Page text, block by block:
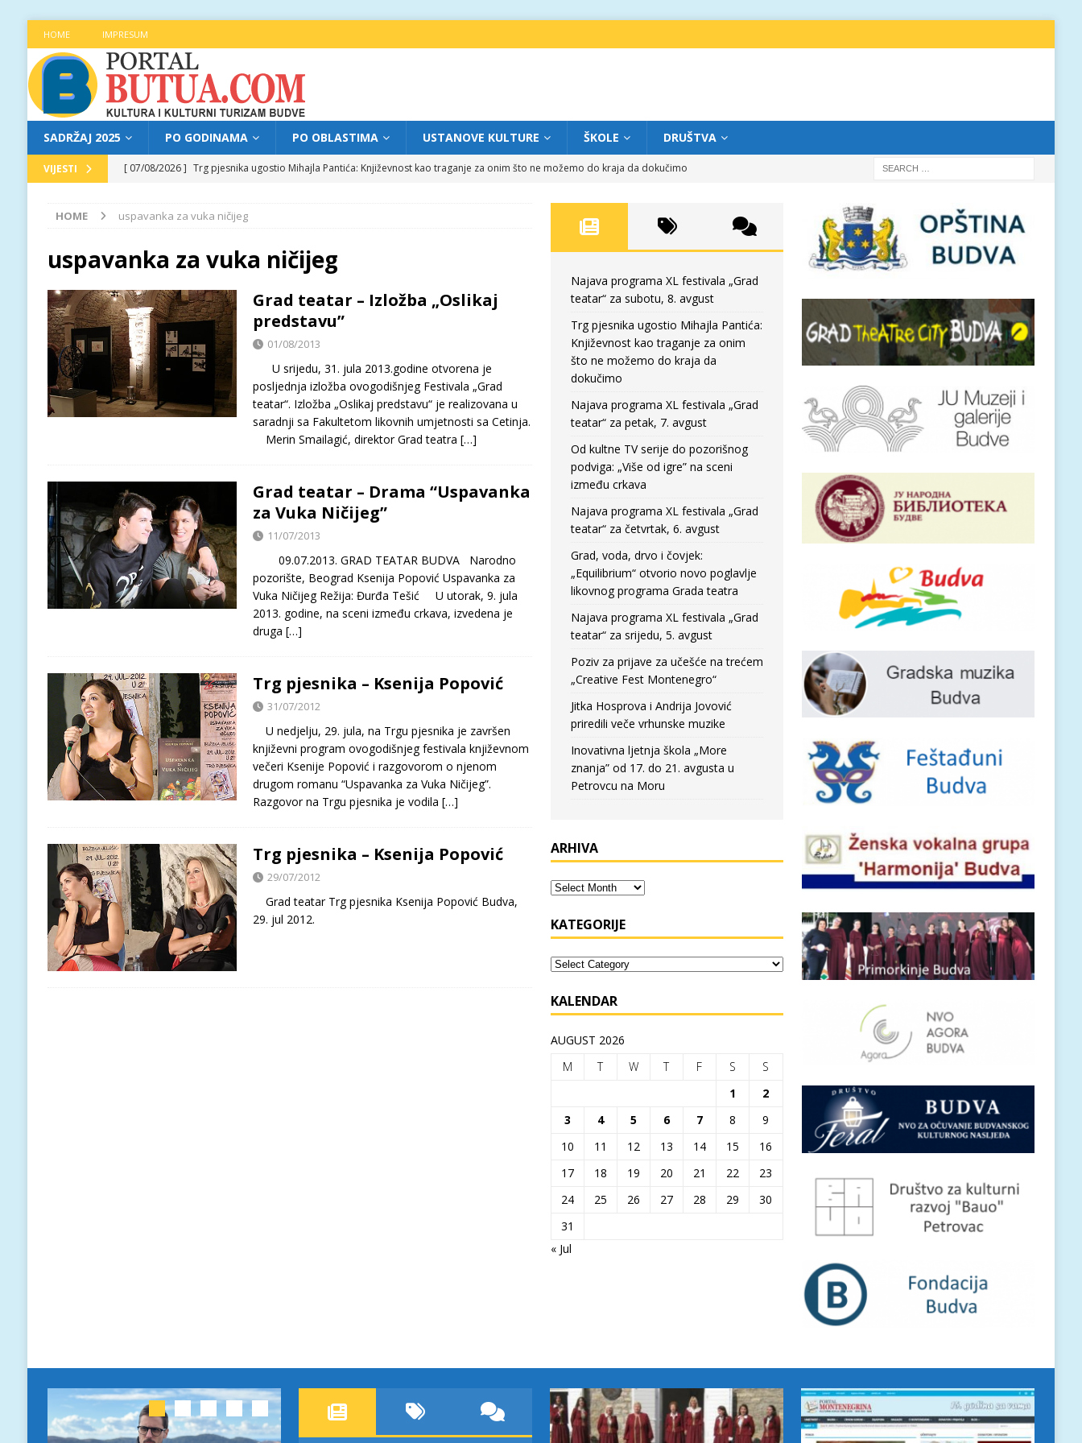
HOME IMPRESUM
SADRŽAJ 2025 PO GODINAMA PO OBLASTIMA USTANOVE KULTURE ŠKOLE DRUŠTVA
VIJESTI [ 07/08/2026 ] Trg pjesnika ugostio Mihajla Pantića: Književnost kao traganje za onim što ne možemo do kraja da dokučimo
[ 06/08/2026 ] Najava programa XL festivala „Grad teatar“ za petak, 7. avgust
[ 06/08/2026 ]
Od kultne TV serije do pozorišnog podviga: „Više od igre” na sceni između crkava
FOKUS
Najava programa XL festivala „Grad teatar“ za četvrtak, 6. avgust
[ 07/08/2026 ] Najava programa XL festivala „Grad teatar“ za subotu, 8. avgust
HOME uspavanka za vuka ničijeg
uspavanka za vuka ničijeg
Grad teatar – Izložba „Oslikaj
predstavu”
01/08/2013
U srijedu, 31. jula 2013.godine otvorena je
posljednja izložba ovogodišnjeg Festivala „Grad
teatar“. Izložba „Oslikaj predstavu“ je realizovana u
saradnji sa Fakultetom likovnih umjetnosti sa Cetinja.
Merin Smailagić, direktor Grad teatra […]
Grad teatar – Drama “Uspavanka
za Vuka Ničijeg”
11/07/2013
09.07.2013. GRAD TEATAR BUDVA Narodno
pozorište, Beograd Ksenija Popović Uspavanka za
Vuka Ničijeg Režija: Đurđa Tešić U utorak, 9. jula
2013. godine, na sceni između crkava, izvedena je
druga […]
Trg pjesnika – Ksenija Popović
31/07/2012
U nedjelju, 29. jula, na Trgu pjesnika je završen
književni program ovogodišnjeg festivala književnom
večeri Ksenije Popović i razgovorom o njenom
drugom romanu “Uspavanka za Vuka Ničijeg”.
Razgovor na Trgu pjesnika je vodila […]
Trg pjesnika – Ksenija Popović
29/07/2012
Grad teatar Trg pjesnika Ksenija Popović Budva,
29. jul 2012.
Najava programa XL festivala „Grad
teatar“ za subotu, 8. avgust
Trg pjesnika ugostio Mihajla Pantića:
Književnost kao traganje za onim
što ne možemo do kraja da
dokučimo
Najava programa XL festivala „Grad
teatar“ za petak, 7. avgust
Od kultne TV serije do pozorišnog
podviga: „Više od igre” na sceni
između crkava
Najava programa XL festivala „Grad
teatar“ za četvrtak, 6. avgust
Grad, voda, drvo i čovjek:
„Equilibrium“ otvorio novo poglavlje
likovnog programa Grada teatra
Najava programa XL festivala „Grad
teatar“ za srijedu, 5. avgust
Poziv za prijave za učešće na trećem
„Creative Fest Montenegro“
Jitka Hosprova i Andrija Jovović
priredili veče vrhunske muzike
Inovativna ljetnja škola „More
znanja” od 17. do 21. avgusta u
Petrovcu na Moru
ARHIVA
KATEGORIJE
KALENDAR
AUGUST 2026
M
T W T F S
S
1
2
3
4 5 6 7 8
9
10
11 12 13 14 15
16
17
18 19 20 21 22
23
24
25 26 27 28 29
30
31
« Jul